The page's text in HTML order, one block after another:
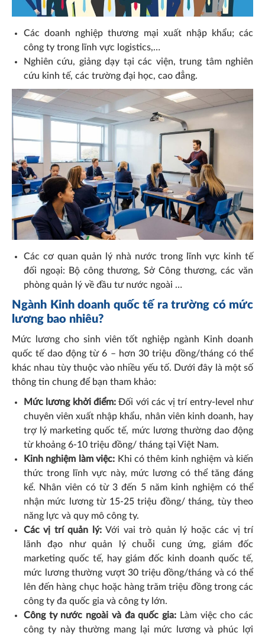
Các doanh nghiệp thương mại xuất nhập khẩu; các
công ty trong lĩnh vực logistics,…
Nghiên cứu, giảng dạy tại các viện, trung tâm nghiên
cứu kinh tế, các trường đại học, cao đẳng.
Các cơ quan quản lý nhà nước trong lĩnh vực kinh tế
đối ngoại: Bộ công thương, Sở Công thương, các văn
phòng quản lý về đầu tư nước ngoài …
Ngành Kinh doanh quốc tế ra trường có mức
lương bao nhiêu?
Mức lương cho sinh viên tốt nghiệp ngành Kinh doanh
quốc tế dao động từ 6 – hơn 30 triệu đồng/tháng có thể
khác nhau tùy thuộc vào nhiều yếu tố. Dưới đây là một số
thông tin chung để bạn tham khảo:
Mức lương khởi điểm:Đối với các vị trí entry-level như
chuyên viên xuất nhập khẩu, nhân viên kinh doanh, hay
trợ lý marketing quốc tế, mức lương thường dao động
từ khoảng 6-10 triệu đồng/ tháng tại Việt Nam.
Kinh nghiệm làm việc: Khi có thêm kinh nghiệm và kiến
thức trong lĩnh vực này, mức lương có thể tăng đáng
kể. Nhân viên có từ 3 đến 5 năm kinh nghiệm có thể
nhận mức lương từ 15-25 triệu đồng/ tháng, tùy theo
năng lực và quy mô công ty.
Các vị trí quản lý:Với vai trò quản lý hoặc các vị trí
lãnh đạo như quản lý chuỗi cung ứng, giám đốc
marketing quốc tế, hay giám đốc kinh doanh quốc tế,
mức lương thường vượt 30 triệu đồng/tháng và có thể
lên đến hàng chục hoặc hàng trăm triệu đồng trong các
công ty đa quốc gia và công ty lớn.
Công ty nước ngoài và đa quốc gia: Làm việc cho các
công ty này thường mang lại mức lương và phúc lợi